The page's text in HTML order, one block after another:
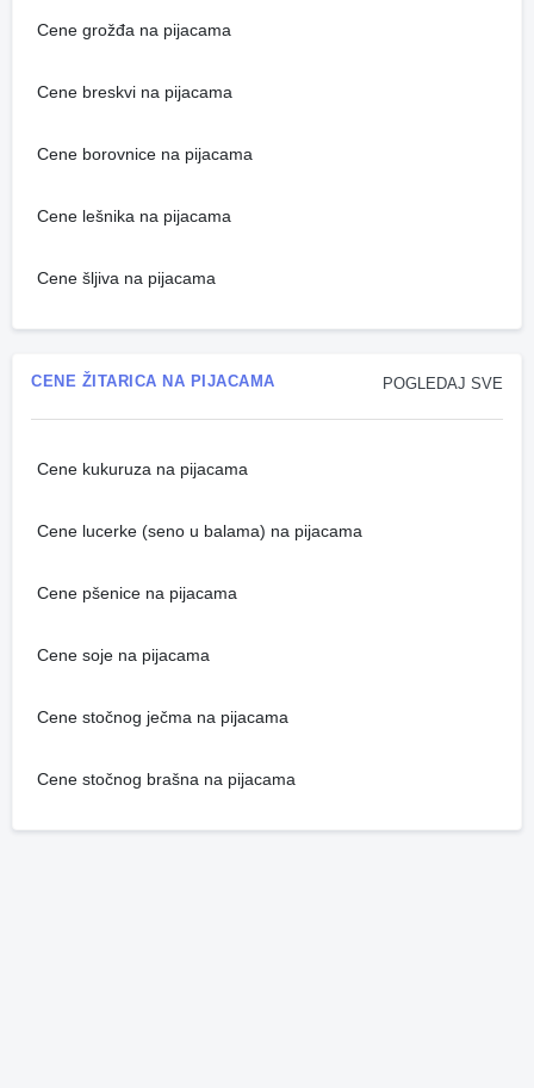
Cene grožđa na pijacama
Cene breskvi na pijacama
Cene borovnice na pijacama
Cene lešnika na pijacama
Cene šljiva na pijacama
POGLEDAJ SVE
CENE ŽITARICA NA PIJACAMA
Cene kukuruza na pijacama
Cene lucerke (seno u balama) na pijacama
Cene pšenice na pijacama
Cene soje na pijacama
Cene stočnog ječma na pijacama
Cene stočnog brašna na pijacama